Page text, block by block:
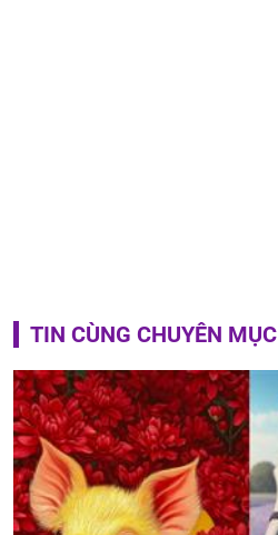
TIN CÙNG CHUYÊN MỤC